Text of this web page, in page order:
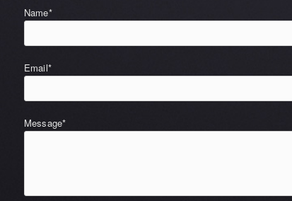
Name*
Email*
Message*